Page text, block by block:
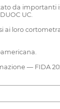
da importanti
UC.
ai loro
— FIDA